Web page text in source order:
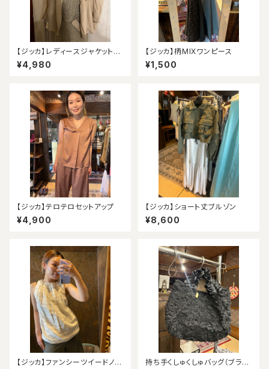
【ジッカ】レディースジャケット
（アウトレット）
¥4,980
【ジッカ】柄MIXワンピース
¥1,500
【ジッカ】テロテロセットアップ
¥4,900
【ジッカ】ショート丈ブルゾン
¥8,600
【ジッカ】ファンシーツイードノー
持ち手くしゅくしゅバッグ（ブラッ